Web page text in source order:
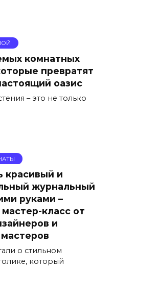
комнатных
превратят
оазис
– это не только
красивый и
журнальный
руками –
класс от
и
о стильном
который